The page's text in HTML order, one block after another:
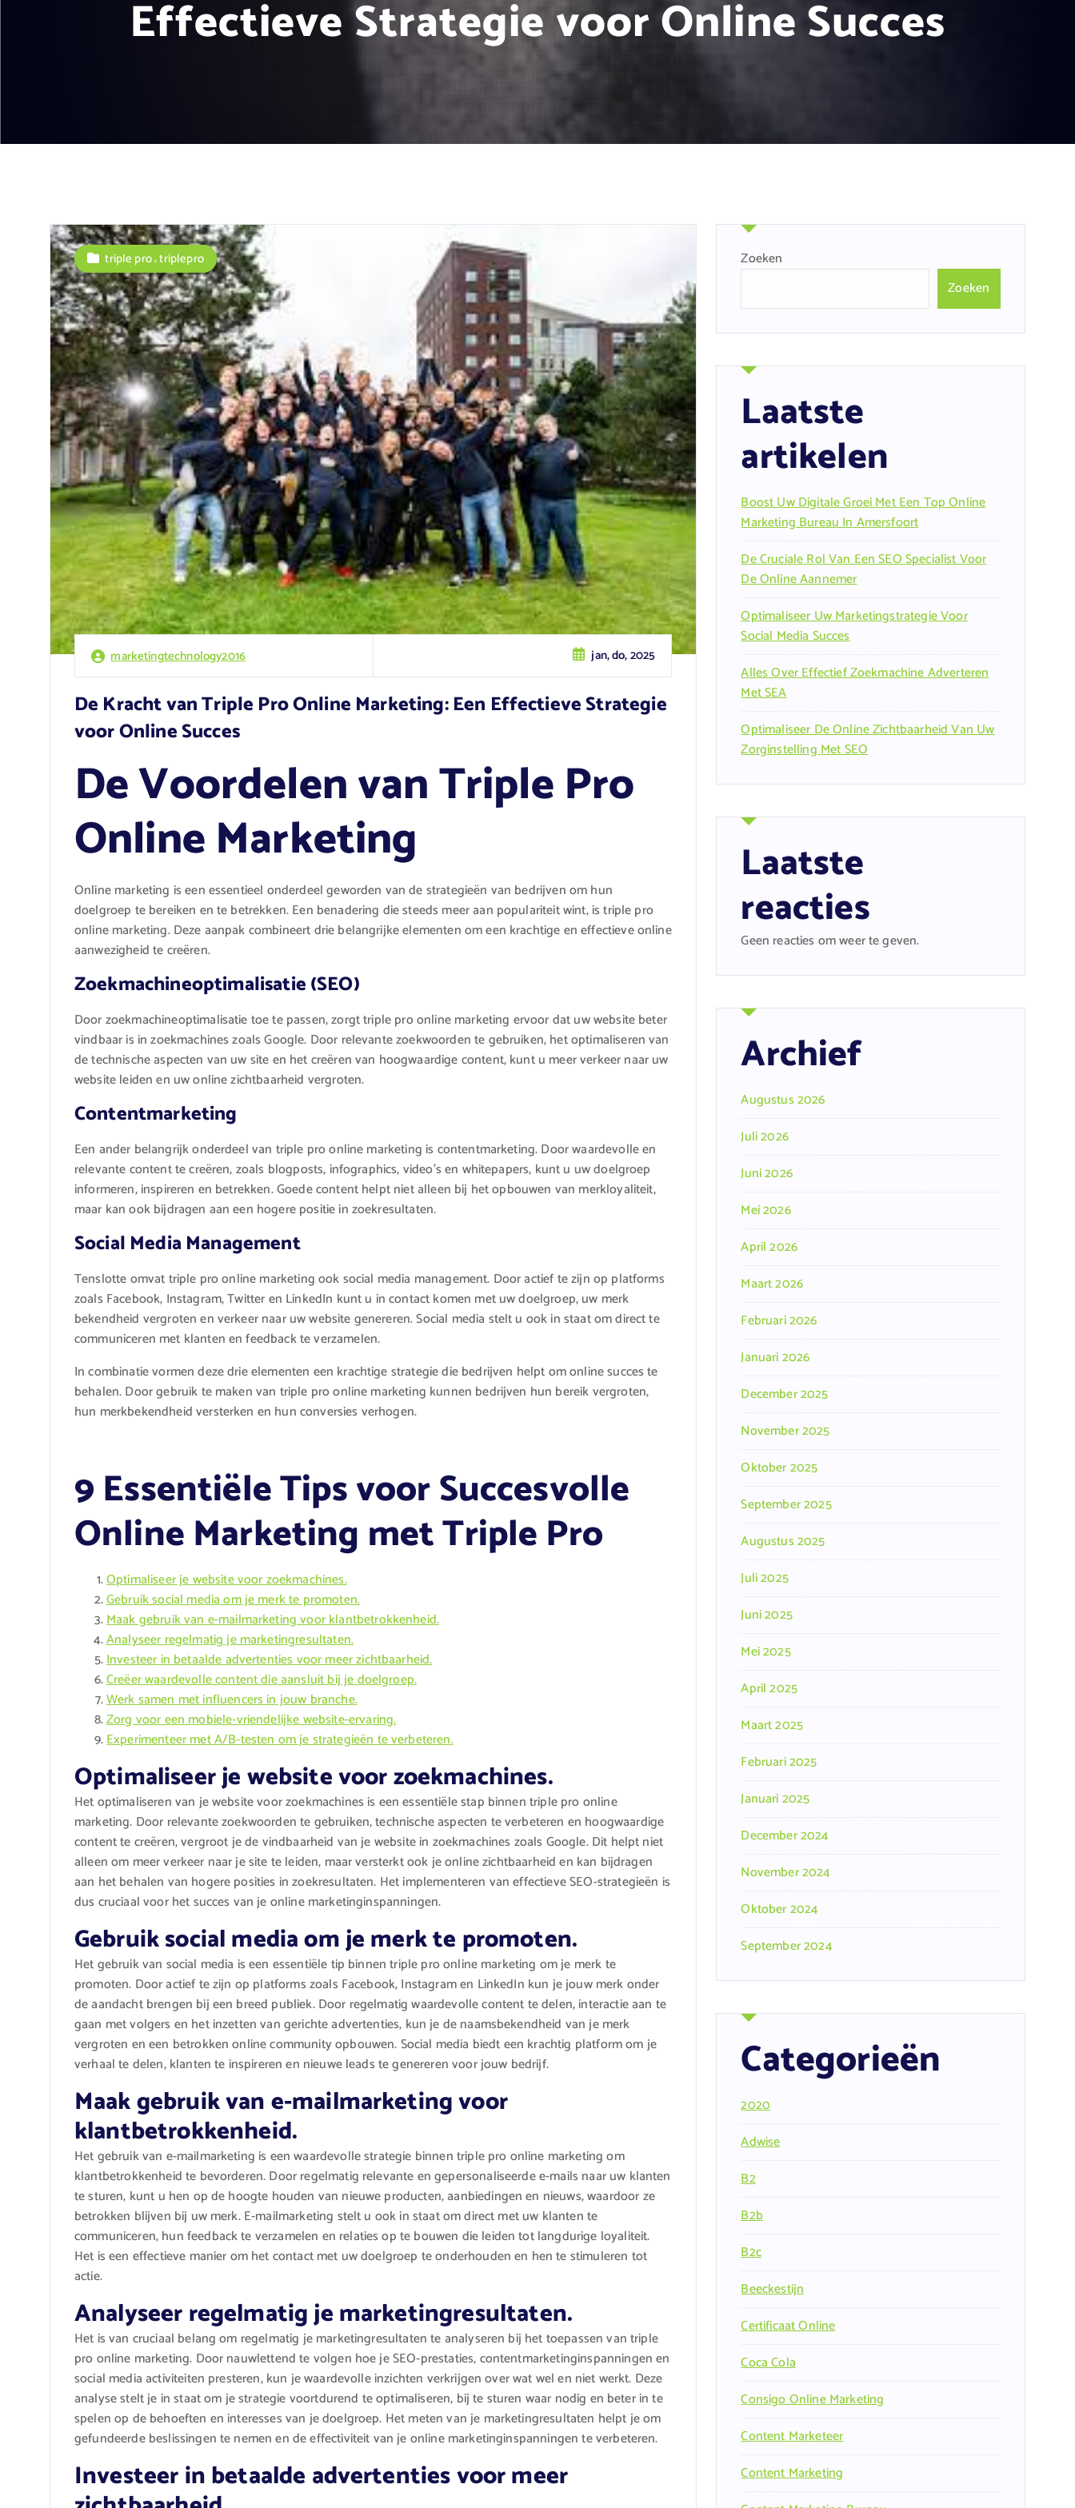
Effectieve Strategie voor Online Succes
marketingtechnology2016 jan, do, 2025
triple pro,triplepro
De Kracht van Triple Pro Online Marketing: Een Effectieve Strategie
voor Online Succes
De Voordelen van Triple Pro
Online Marketing
Online marketing is een essentieel onderdeel geworden van de strategieën van bedrijven om hun
doelgroep te bereiken en te betrekken. Een benadering die steeds meer aan populariteit wint, is triple pro
online marketing. Deze aanpak combineert drie belangrijke elementen om een krachtige en effectieve online
aanwezigheid te creëren.
Zoekmachineoptimalisatie (SEO)
Door zoekmachineoptimalisatie toe te passen, zorgt triple pro online marketing ervoor dat uw website beter
vindbaar is in zoekmachines zoals Google. Door relevante zoekwoorden te gebruiken, het optimaliseren van
de technische aspecten van uw site en het creëren van hoogwaardige content, kunt u meer verkeer naar uw
website leiden en uw online zichtbaarheid vergroten.
Contentmarketing
Een ander belangrijk onderdeel van triple pro online marketing is contentmarketing. Door waardevolle en
relevante content te creëren, zoals blogposts, infographics, video’s en whitepapers, kunt u uw doelgroep
informeren, inspireren en betrekken. Goede content helpt niet alleen bij het opbouwen van merkloyaliteit,
maar kan ook bijdragen aan een hogere positie in zoekresultaten.
Social Media Management
Tenslotte omvat triple pro online marketing ook social media management. Door actief te zijn op platforms
zoals Facebook, Instagram, Twitter en LinkedIn kunt u in contact komen met uw doelgroep, uw merk
bekendheid vergroten en verkeer naar uw website genereren. Social media stelt u ook in staat om direct te
communiceren met klanten en feedback te verzamelen.
In combinatie vormen deze drie elementen een krachtige strategie die bedrijven helpt om online succes te
behalen. Door gebruik te maken van triple pro online marketing kunnen bedrijven hun bereik vergroten,
hun merkbekendheid versterken en hun conversies verhogen.
9 Essentiële Tips voor Succesvolle
Online Marketing met Triple Pro
Optimaliseer je website voor zoekmachines.
Gebruik social media om je merk te promoten.
Maak gebruik van e-mailmarketing voor klantbetrokkenheid.
Analyseer regelmatig je marketingresultaten.
Investeer in betaalde advertenties voor meer zichtbaarheid.
Creëer waardevolle content die aansluit bij je doelgroep.
Werk samen met influencers in jouw branche.
Zorg voor een mobiele-vriendelijke website-ervaring.
Experimenteer met A/B-testen om je strategieën te verbeteren.
Optimaliseer je website voor zoekmachines.
Het optimaliseren van je website voor zoekmachines is een essentiële stap binnen triple pro online
marketing. Door relevante zoekwoorden te gebruiken, technische aspecten te verbeteren en hoogwaardige
content te creëren, vergroot je de vindbaarheid van je website in zoekmachines zoals Google. Dit helpt niet
alleen om meer verkeer naar je site te leiden, maar versterkt ook je online zichtbaarheid en kan bijdragen
aan het behalen van hogere posities in zoekresultaten. Het implementeren van effectieve SEO-strategieën is
dus cruciaal voor het succes van je online marketinginspanningen.
Gebruik social media om je merk te promoten.
Het gebruik van social media is een essentiële tip binnen triple pro online marketing om je merk te
promoten. Door actief te zijn op platforms zoals Facebook, Instagram en LinkedIn kun je jouw merk onder
de aandacht brengen bij een breed publiek. Door regelmatig waardevolle content te delen, interactie aan te
gaan met volgers en het inzetten van gerichte advertenties, kun je de naamsbekendheid van je merk
vergroten en een betrokken online community opbouwen. Social media biedt een krachtig platform om je
verhaal te delen, klanten te inspireren en nieuwe leads te genereren voor jouw bedrijf.
Maak gebruik van e-mailmarketing voor
klantbetrokkenheid.
Het gebruik van e-mailmarketing is een waardevolle strategie binnen triple pro online marketing om
klantbetrokkenheid te bevorderen. Door regelmatig relevante en gepersonaliseerde e-mails naar uw klanten
te sturen, kunt u hen op de hoogte houden van nieuwe producten, aanbiedingen en nieuws, waardoor ze
betrokken blijven bij uw merk. E-mailmarketing stelt u ook in staat om direct met uw klanten te
communiceren, hun feedback te verzamelen en relaties op te bouwen die leiden tot langdurige loyaliteit.
Het is een effectieve manier om het contact met uw doelgroep te onderhouden en hen te stimuleren tot
actie.
Analyseer regelmatig je marketingresultaten.
Het is van cruciaal belang om regelmatig je marketingresultaten te analyseren bij het toepassen van triple
pro online marketing. Door nauwlettend te volgen hoe je SEO-prestaties, contentmarketinginspanningen en
social media activiteiten presteren, kun je waardevolle inzichten verkrijgen over wat wel en niet werkt. Deze
analyse stelt je in staat om je strategie voortdurend te optimaliseren, bij te sturen waar nodig en beter in te
spelen op de behoeften en interesses van je doelgroep. Het meten van je marketingresultaten helpt je om
gefundeerde beslissingen te nemen en de effectiviteit van je online marketinginspanningen te verbeteren.
Investeer in betaalde advertenties voor meer
Zoeken
Zoeken
Laatste
artikelen
Boost Uw Digitale Groei Met Een Top Online
Marketing Bureau In Amersfoort
De Cruciale Rol Van Een SEO Specialist Voor
De Online Aannemer
Optimaliseer Uw Marketingstrategie Voor
Social Media Succes
Alles Over Effectief Zoekmachine Adverteren
Met SEA
Optimaliseer De Online Zichtbaarheid Van Uw
Zorginstelling Met SEO
Laatste
reacties
Geen reacties om weer te geven.
Archief
Augustus 2026
Juli 2026
Juni 2026
Mei 2026
April 2026
Maart 2026
Februari 2026
Januari 2026
December 2025
November 2025
Oktober 2025
September 2025
Augustus 2025
Juli 2025
Juni 2025
Mei 2025
April 2025
Maart 2025
Februari 2025
Januari 2025
December 2024
November 2024
Oktober 2024
September 2024
Categorieën
2020
Adwise
B2
B2b
B2c
Beeckestijn
Certificaat Online
Coca Cola
Consigo Online Marketing
Content Marketeer
Content Marketing